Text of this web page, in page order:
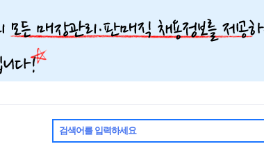
검색어를 입력하세요